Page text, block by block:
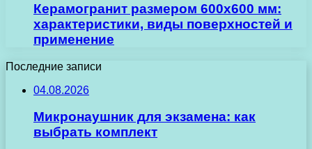
Керамогранит размером 600х600 мм:
характеристики, виды поверхностей и
применение
Последние записи
04.08.2026
Микронаушник для экзамена: как
выбрать комплект